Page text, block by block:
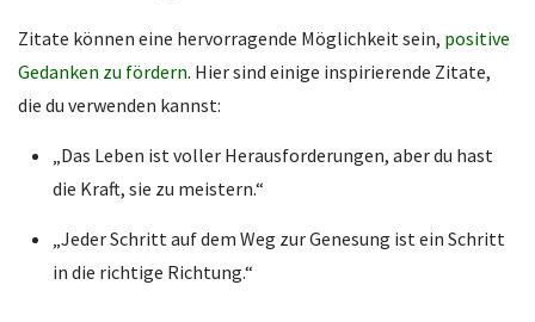
Zitate können eine hervorragende Möglichkeit sein, positive
Gedanken zu fördern. Hier sind einige inspirierende Zitate,
die du verwenden kannst:
„Das Leben ist voller Herausforderungen, aber du hast
die Kraft, sie zu meistern.“
„Jeder Schritt auf dem Weg zur Genesung ist ein Schritt
in die richtige Richtung.“